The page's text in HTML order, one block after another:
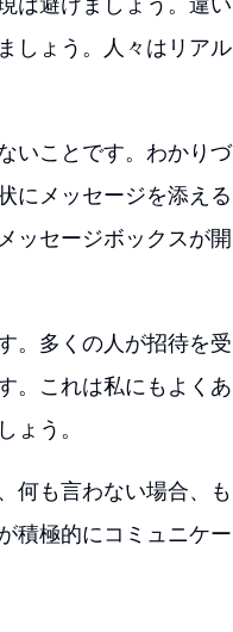
しょう。人々はリアル
いことです。わかりづ
にメッセージを添える
ッセージボックスが開
。多くの人が招待を受
。これは私にもよくあ
ょう。
何も言わない場合、も
積極的にコミュニケー